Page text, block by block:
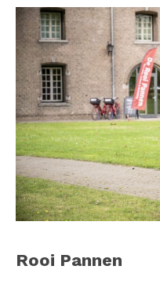
Rooi Pannen